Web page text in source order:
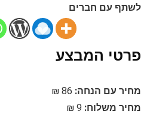
לשתף עם חברים
פרטי המבצע
מחיר עם הנחה: 86 ₪
מחיר משלוח: 9 ₪